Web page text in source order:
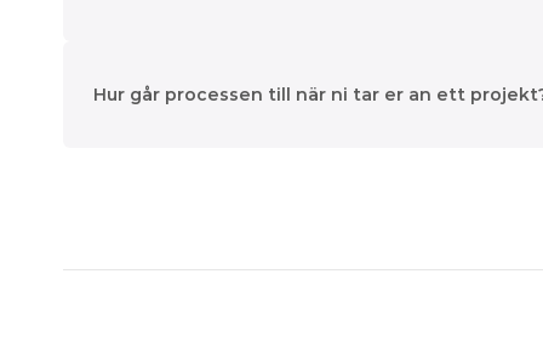
Hur går processen till när ni tar er an ett